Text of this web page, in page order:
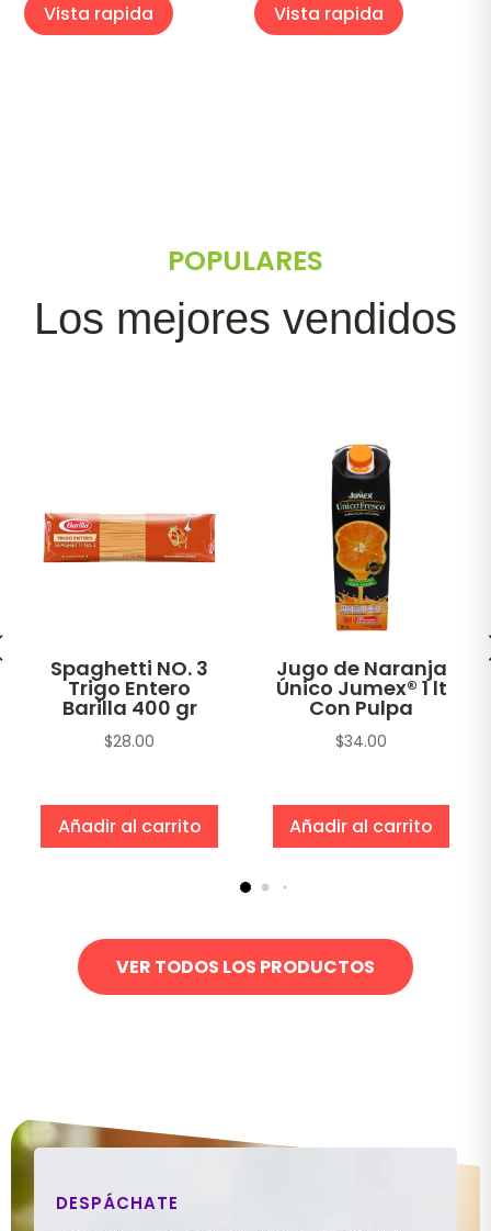
Vista rapida Vista rapida
POPULARES
Los mejores vendidos
Spaghetti NO. 3
Trigo Entero
Barilla 400 gr
$28.00
Añadir al carrito
Jugo de Naranja
Único Jumex® 1 lt
Con Pulpa
$34.00
Añadir al carrito
VER TODOS LOS PRODUCTOS
DESPÁCHATE